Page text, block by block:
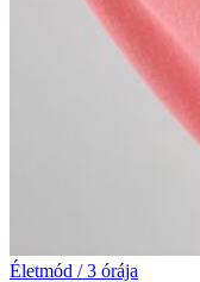
Életmód / 3 órája